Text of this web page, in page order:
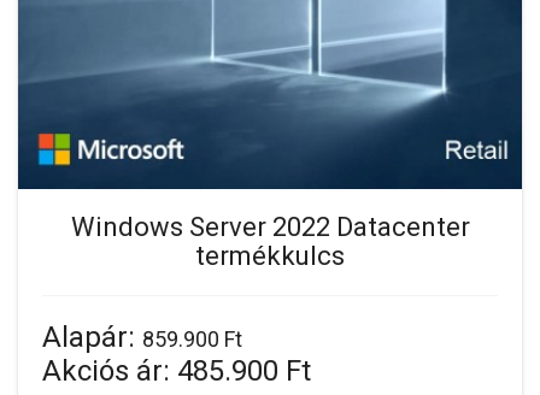
Windows Server 2022 Datacenter
termékkulcs
Alapár: 859.900 Ft
Akciós ár: 485.900 Ft